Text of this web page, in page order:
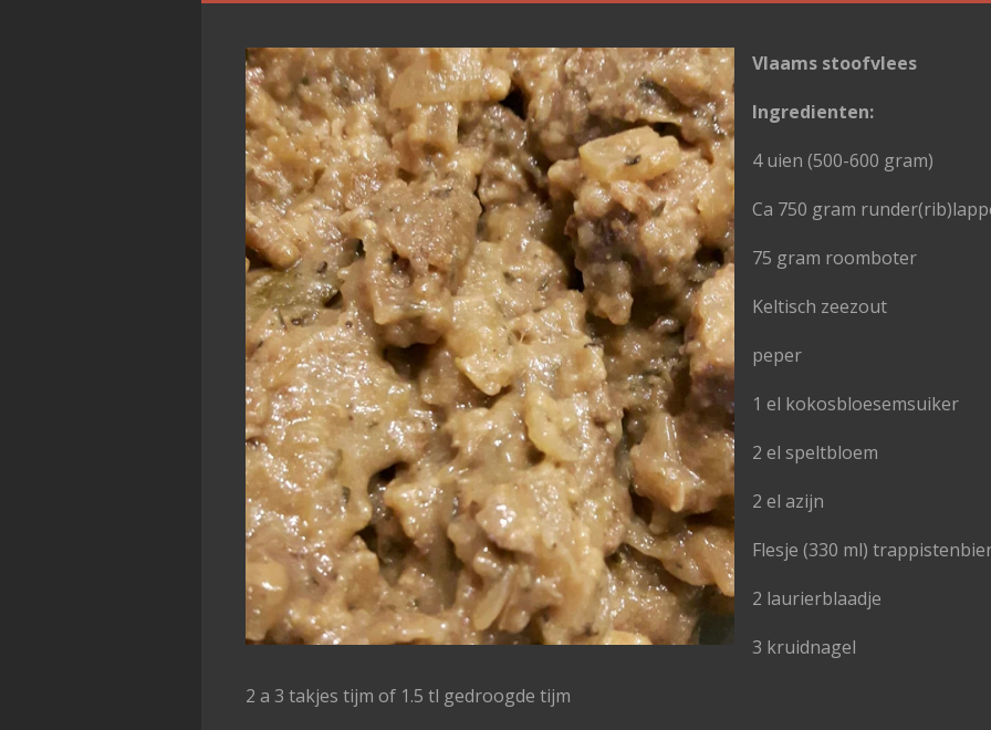
Vlaams stoofvlees
Ingredienten:
4 uien (500-600 gram)
Ca 750 gram
75 gram roomboter
Keltisch zeezout
peper
1 el kokosbloesemsuiker
2 el speltbloem
2 el azijn
Flesje (330 ml)
2 laurierblaadje
3 kruidnagel
2 a 3 takjes tijm of 1.5 tl gedroogde tijm